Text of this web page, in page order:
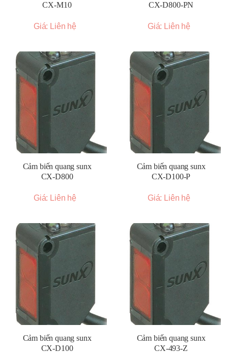
CX-M10
Giá: Liên hệ
CX-D800-PN
Giá: Liên hệ
Cảm biến quang sunx
CX-D800
Giá: Liên hệ
Cảm biến quang sunx
CX-D100-P
Giá: Liên hệ
Cảm biến quang sunx
CX-D100
Cảm biến quang sunx
CX-493-Z